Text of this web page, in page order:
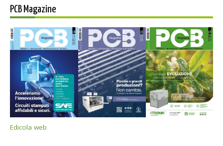
PCB Magazine
Edicola web